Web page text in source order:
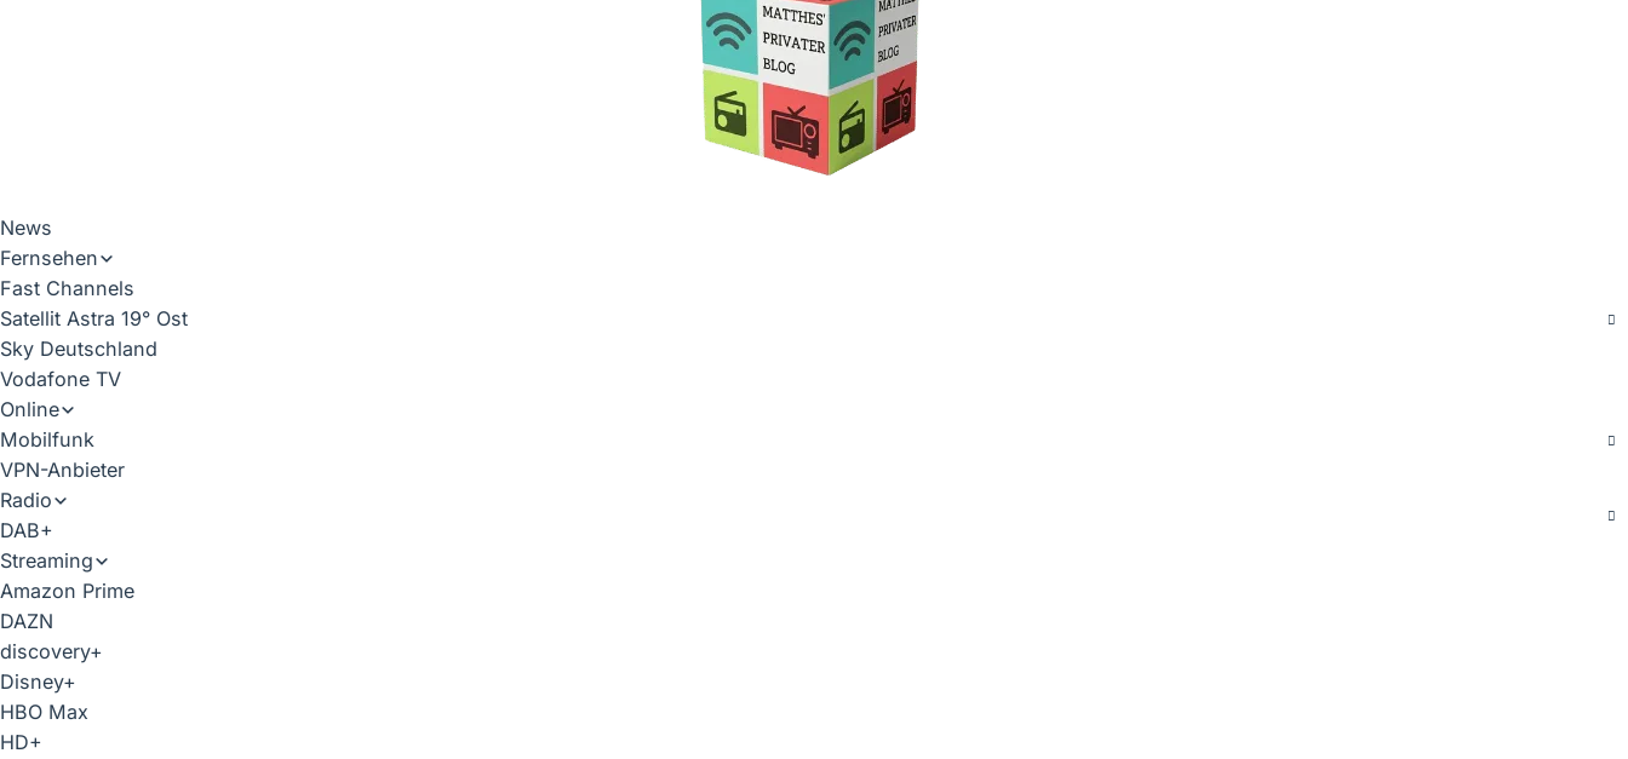
News
Fernsehen
Fast Channels
Satellit Astra 19° Ost
Sky Deutschland
Vodafone TV
Online
Mobilfunk
VPN-Anbieter
Radio
DAB+
Streaming
Amazon Prime
DAZN
discovery+
Disney+
HBO Max
HD+